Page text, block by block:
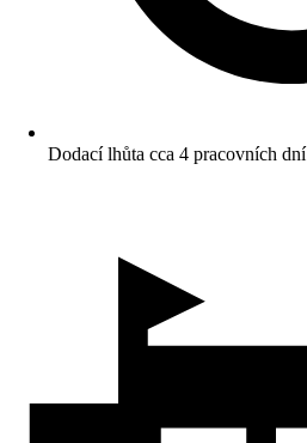
Dodací lhůta cca 4 pracovních dní